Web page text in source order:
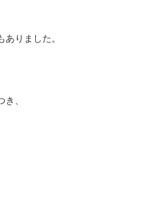
りました。
、